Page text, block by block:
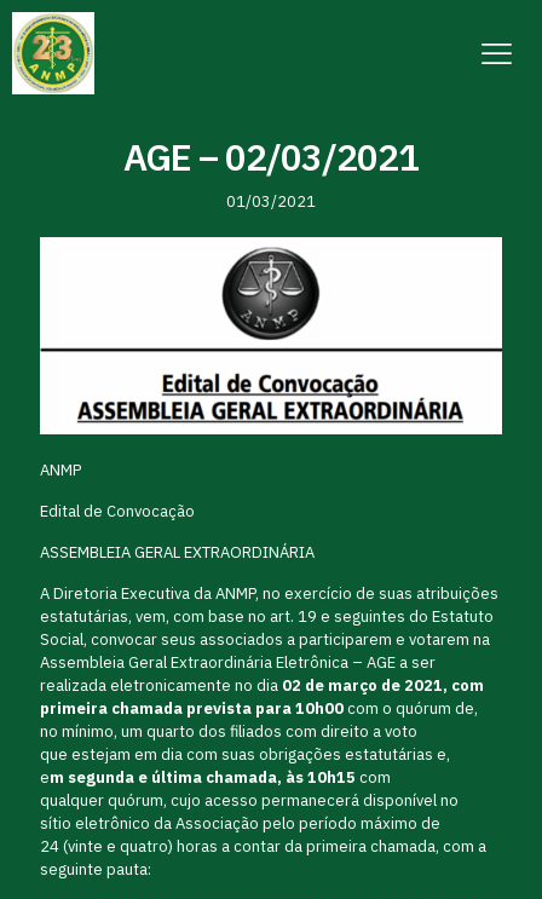
AGE – 02/03/2021
01/03/2021
ANMP
Edital de Convocação
ASSEMBLEIA GERAL EXTRAORDINÁRIA
A Diretoria Executiva da ANMP, no exercício de suas atribuições
estatutárias, vem, com base no art. 19 e seguintes do Estatuto
Social, convocar seus associados a participarem e votarem na
Assembleia Geral Extraordinária Eletrônica – AGE a ser
realizada eletronicamente no dia 02 de março de 2021, com
primeira chamada prevista para 10h00com o quórum de,
no mínimo, um quarto dos filiados com direito a voto
que estejam em dia com suas obrigações estatutárias e,
em segunda e última chamada, às 10h15 com
qualquer quórum, cujo acesso permanecerá disponível no
sítio eletrônico da Associação pelo período máximo de
24 (vinte e quatro) horas a contar da primeira chamada, com a
seguinte pauta: